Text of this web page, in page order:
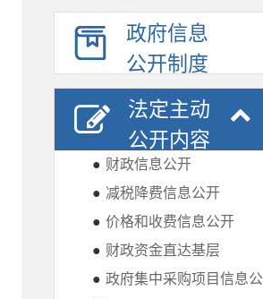
政府信息
公开制度
法定主动
公开内容
● 财政信息公开
● 减税降费信息公开
● 价格和收费信息公开
● 财政资金直达基层
● 政府集中采购项目信息公